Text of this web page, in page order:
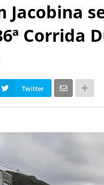
Jacobina
Corrida
Twitter